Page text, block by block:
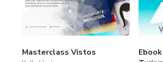
Masterclass Vistos